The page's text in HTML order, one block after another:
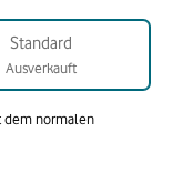
Standard
Ausverkauft
dem normalen